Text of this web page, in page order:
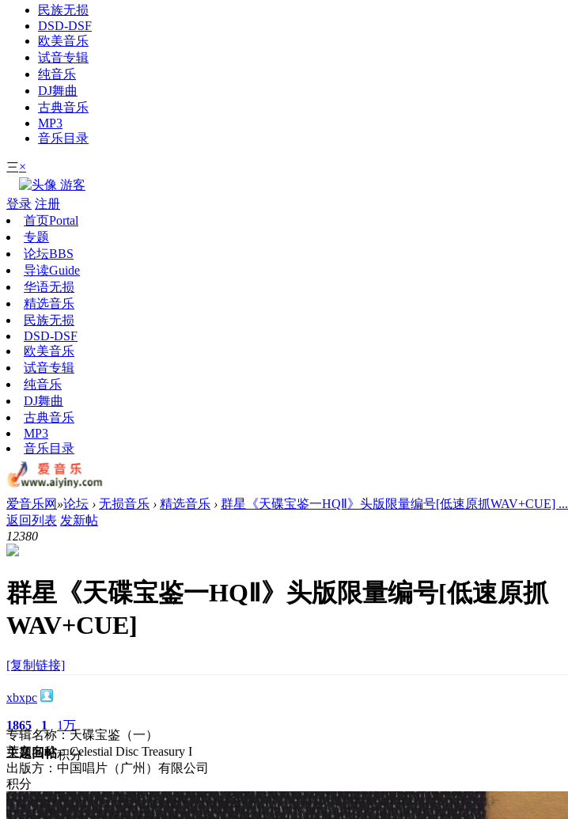
民族无损
DSD-DSF
欧美音乐
试音专辑
纯音乐
DJ舞曲
古典音乐
MP3
音乐目录
三×
游客
登录 注册
首页Portal
专题
论坛BBS
导读Guide
华语无损
精选音乐
民族无损
DSD-DSF
欧美音乐
试音专辑
纯音乐
DJ舞曲
古典音乐
MP3
音乐目录
爱音乐网 »论坛 › 无损音乐 › 精选音乐 › 群星《天碟宝鉴一HQⅡ》头版限量编号[低速原抓WAV+CUE] ...
返回列表 发新帖
12380
群星《天碟宝鉴一HQⅡ》头版限量编号[低速原抓
WAV+CUE]
[复制链接]
xbxpc
1865
主题
1
回帖
1万
积分
积分
10117
专辑名称：天碟宝鉴（一）
英文名称：Celestial Disc Treasury I
出版方：中国唱片（广州）有限公司